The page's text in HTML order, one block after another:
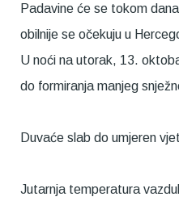
Padavine će se tokom
obilnije se očekuju u
U noći na utorak, 13.
do formiranja manjeg
Duvaće slab do umjeren
Jutarnja temperatura